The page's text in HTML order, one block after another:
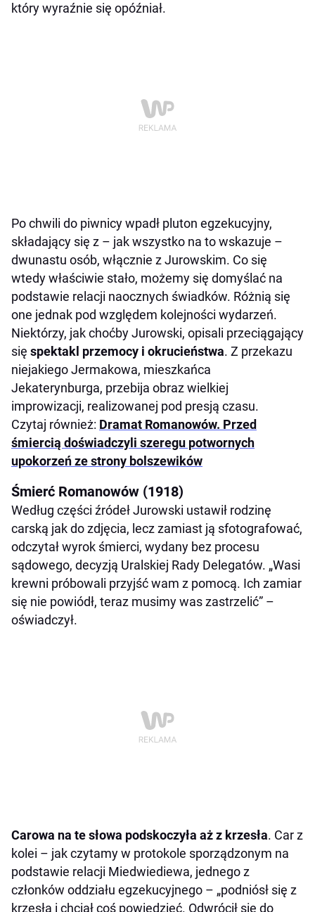
który wyraźnie się opóźniał.
Po chwili do piwnicy wpadł pluton egzekucyjny,
składający się z – jak wszystko na to wskazuje –
dwunastu osób, włącznie z Jurowskim. Co się
wtedy właściwie stało, możemy się domyślać na
podstawie relacji naocznych świadków. Różnią się
one jednak pod względem kolejności wydarzeń.
Niektórzy, jak choćby Jurowski, opisali przeciągający
się spektakl przemocy i okrucieństwa. Z przekazu
niejakiego Jermakowa, mieszkańca
Jekaterynburga, przebija obraz wielkiej
improwizacji, realizowanej pod presją czasu.
Czytaj również: Dramat Romanowów. Przed
śmiercią doświadczyli szeregu potwornych
upokorzeń ze strony bolszewików
Śmierć Romanowów (1918)
Według części źródeł Jurowski ustawił rodzinę
carską jak do zdjęcia, lecz zamiast ją sfotografować,
odczytał wyrok śmierci, wydany bez procesu
sądowego, decyzją Uralskiej Rady Delegatów. „Wasi
krewni próbowali przyjść wam z pomocą. Ich zamiar
się nie powiódł, teraz musimy was zastrzelić” –
oświadczył.
Carowa na te słowa podskoczyła aż z krzesła. Car z
kolei – jak czytamy w protokole sporządzonym na
podstawie relacji Miedwiediewa, jednego z
członków oddziału egzekucyjnego – „podniósł się z
krzesła i chciał coś powiedzieć. Odwrócił się do